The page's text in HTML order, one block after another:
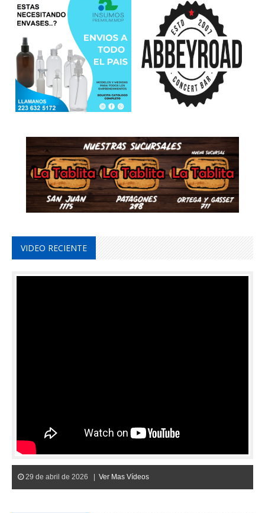
VIDEO RECIENTE
29 de abril de 2026 | Ver Mas Vídeos